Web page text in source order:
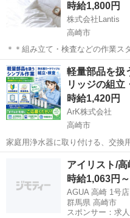
時給1,800円
株式会社Lantis
高崎市
＊＊組み立て・検査などの作業スタッフ＊＊ ---
業OK！ 工場未経験でもご安心く
丁寧にサポート！ 未経験からス
☆...
群馬 高崎市 工場 ス
軽量部品を扱
リッジの組立
時給1,420円
ArK株式会社
高崎市
家庭用浄水器に取り付ける、交換
す。 軽いプラスチック部品が中心で、工場勤務が初めての方にも始め
やすい仕事内容です。 仕事内容 ・プラスチックケースに部品を入れる
工場 無
アイリスト/
時給1,063円
AGUA 高崎 1号店
群馬県 高崎市
スポンサー：求